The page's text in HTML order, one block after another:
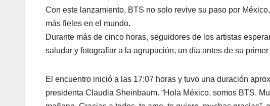
Con este lanzamiento, BTS no solo revive su paso por
más fieles en el mundo.
Durante más de cinco horas, seguidores de los artistas
saludar y fotografiar a la agrupación, un día antes de su
El encuentro inició a las 17:07 horas y tuvo una duración
presidenta Claudia Sheinbaum. “Hola México, somos BTS.